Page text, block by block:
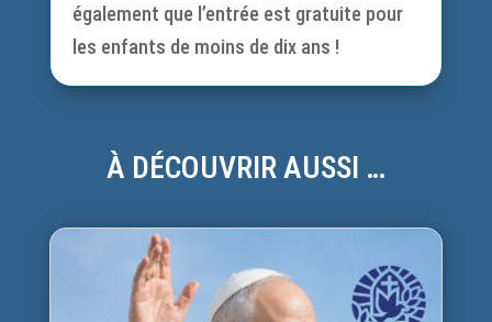
également que l’entrée est gratuite pour
les enfants de moins de dix ans !
À DÉCOUVRIR AUSSI …